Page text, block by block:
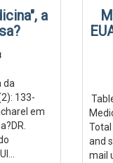
a
da
133-
em
Total
and
mail